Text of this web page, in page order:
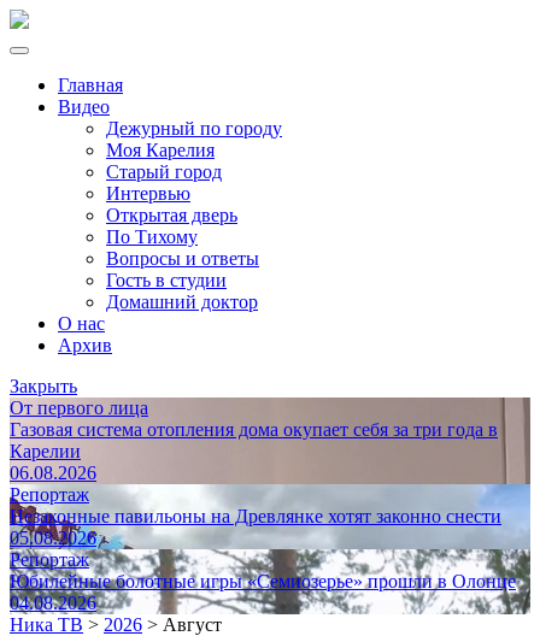
Главная
Видео
Дежурный по городу
Моя Карелия
Старый город
Интервью
Открытая дверь
По Тихому
Вопросы и ответы
Гость в студии
Домашний доктор
О нас
Архив
Закрыть
От первого лица
Газовая система отопления дома окупает себя за три года в
Карелии
06.08.2026
Репортаж
Незаконные павильоны на Древлянке хотят законно снести
05.08.2026
Репортаж
Юбилейные болотные игры «Семиозерье» прошли в Олонце
04.08.2026
Ника ТВ > 2026 > Август